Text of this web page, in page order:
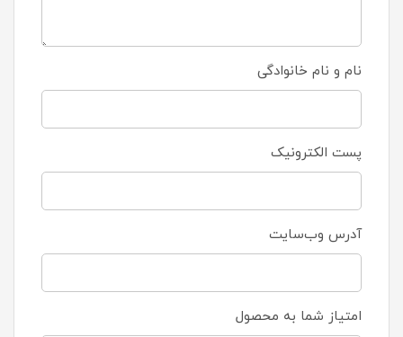
نام و نام خانوادگی
پست الکترونیک
آدرس وب‌سایت
امتیاز شما به محصول